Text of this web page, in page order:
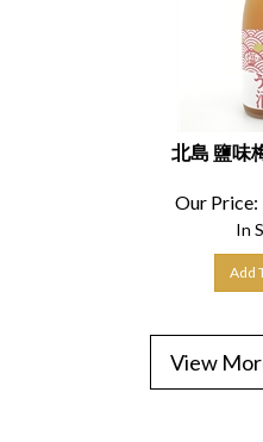
北島 鹽味
Our Price:
In
View